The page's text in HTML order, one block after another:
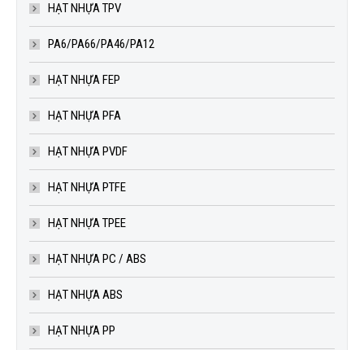
HẠT NHỰA TPV
PA6/PA66/PA46/PA12
HẠT NHỰA FEP
HẠT NHỰA PFA
HẠT NHỰA PVDF
HẠT NHỰA PTFE
HẠT NHỰA TPEE
HẠT NHỰA PC / ABS
HẠT NHỰA ABS
HẠT NHỰA PP